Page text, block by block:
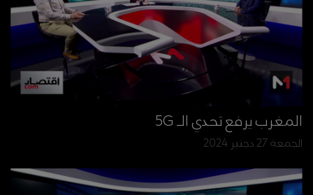
المغرب يرفع تحدي الـ 5G
الجمعة 27 دجنبر 2024